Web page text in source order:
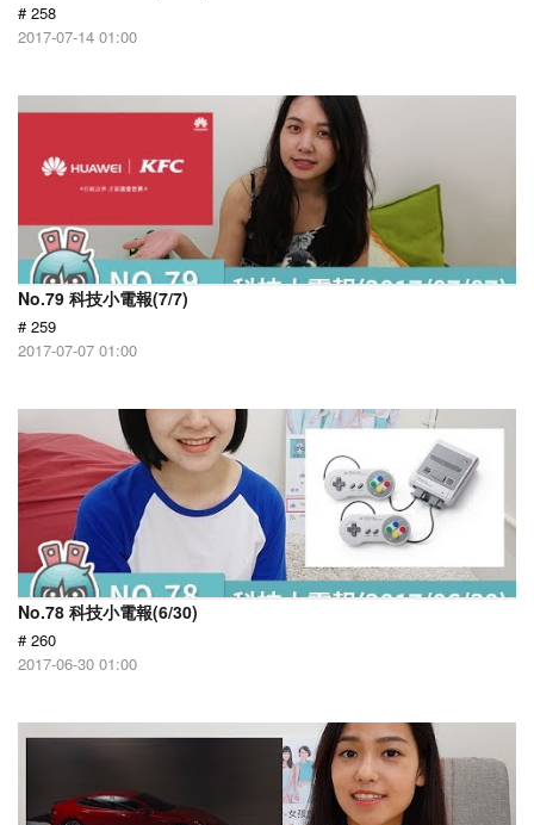
# 258
2017-07-14 01:00
No.79 科技小電報(7/7)
# 259
2017-07-07 01:00
No.78 科技小電報(6/30)
# 260
2017-06-30 01:00